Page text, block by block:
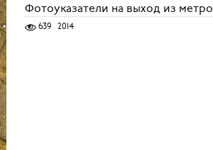
Фотоуказатели на выход из метро
639 2014